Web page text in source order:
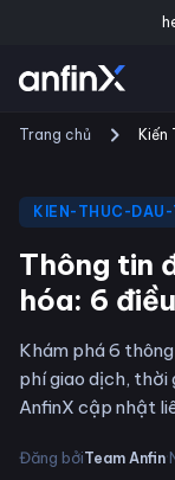
Trang chủ Kiến
KIEN-THUC-DAU-
Thông tin
hóa: 6
Khám phá 6
phí giao dịch, thời
AnfinX cập nhật
Đăng bởiTeam Anfin·